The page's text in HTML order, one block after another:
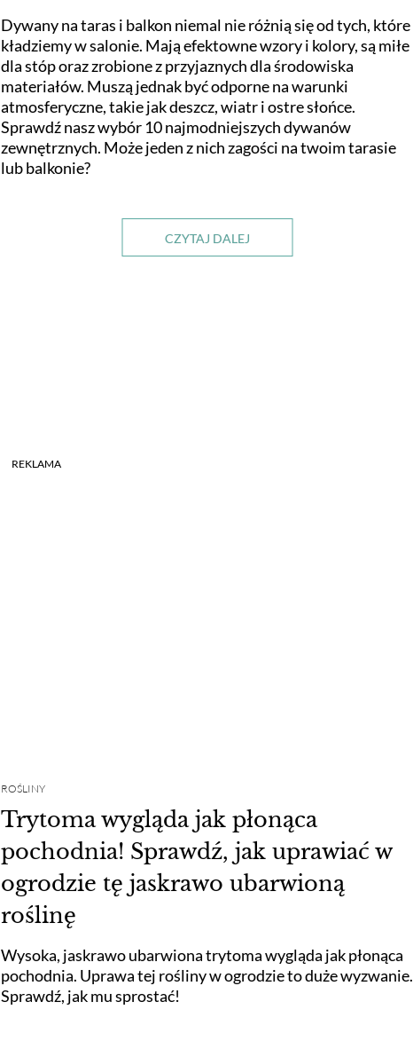
Dywany na taras i balkon niemal nie różnią się od tych, które
kładziemy w salonie. Mają efektowne wzory i kolory, są miłe
dla stóp oraz zrobione z przyjaznych dla środowiska
materiałów. Muszą jednak być odporne na warunki
atmosferyczne, takie jak deszcz, wiatr i ostre słońce.
Sprawdź nasz wybór 10 najmodniejszych dywanów
zewnętrznych. Może jeden z nich zagości na twoim tarasie
lub balkonie?
CZYTAJ DALEJ
REKLAMA
ROŚLINY
Trytoma wygląda jak płonąca
pochodnia! Sprawdź, jak uprawiać w
ogrodzie tę jaskrawo ubarwioną
roślinę
Wysoka, jaskrawo ubarwiona trytoma wygląda jak płonąca
pochodnia. Uprawa tej rośliny w ogrodzie to duże wyzwanie.
Sprawdź, jak mu sprostać!